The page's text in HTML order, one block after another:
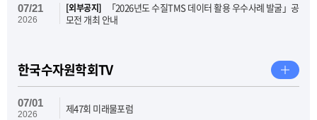
07/21
2026
[외부공지]
「2026년도 수질TMS 데이터 활용 우수사례 발굴」공
모전 개최 안내
한국수자원학회TV
07/01
2026 제47회 미래물포럼